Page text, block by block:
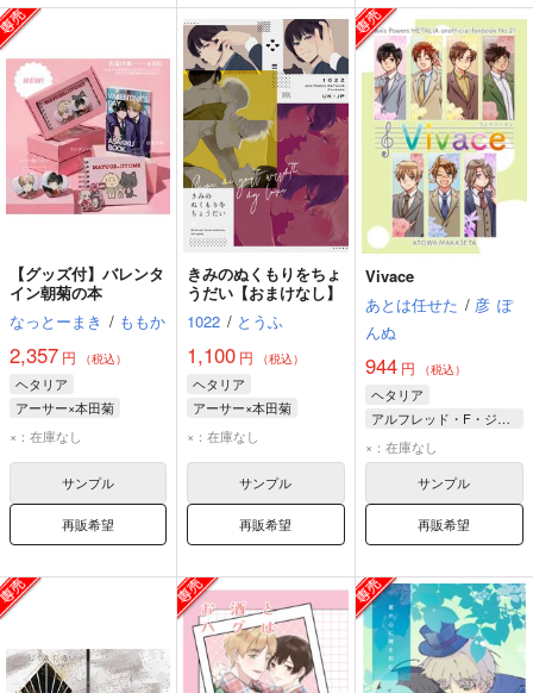
【グッズ付】バレンタ
イン朝菊の本
なっとーまき / ももか
2,357 円 （税込）
ヘタリア
アーサー×本田菊
アーサー・カークランド
×：在庫なし
サンプル
再販希望
きみのぬくもりをちょ
うだい【おまけなし】
1022 / とうふ
1,100 円 （税込）
ヘタリア
アーサー×本田菊
アーサー・カークランド
×：在庫なし
サンプル
再販希望
Vivace
あとは任せた / 彦 ぽ
んぬ
944円 （税込）
ヘタリア
アルフレッド・F・ジョーンズ
アーサー・カークランド
本田菊
×：在庫なし
サンプル
再販希望